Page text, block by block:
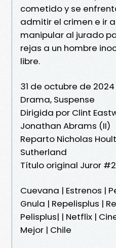
cometido y se
admitir el crimen e ir
manipular al jurado
rejas a un hombre
libre.
31 de octubre de 2024
Drama, Suspense
Dirigida por Clint
Jonathan Abrams (II)
Reparto Nicholas
Sutherland
Título original Juror #2
Cuevana | Estrenos |
Gnula | Repelisplus |
Pelisplus| | Netflix |
Mejor | Chile